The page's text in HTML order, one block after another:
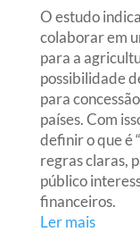
O estudo
colaborar em
para a
possibilidade
para
países. Com
definir o que é
regras claras,
público
financeiros.
Ler mais